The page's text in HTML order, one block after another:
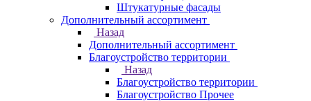
Штукатурные фасады
Дополнительный ассортимент
Назад
Дополнительный ассортимент
Благоустройство территории
Назад
Благоустройство территории
Благоустройство Прочее